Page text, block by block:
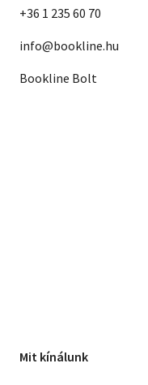
+36 1 235 60 70
info@bookline.hu
Bookline Bolt
Mit kínálunk